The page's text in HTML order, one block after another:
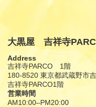
大黒屋 吉祥寺
Address
吉祥寺PARCO 1階
180-8520 東京都武蔵野市
吉祥寺PARCO1階
営業時間
AM10:00–PM20:00